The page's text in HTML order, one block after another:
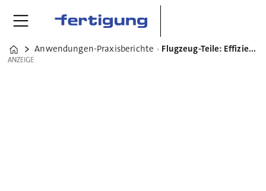
Home
Anwendungen-Praxisberichte Flugzeug-Teile: Effiziente CFK-Bearbeitung dank C6 und Oerlikon
ANZEIGE
ANZEIGE